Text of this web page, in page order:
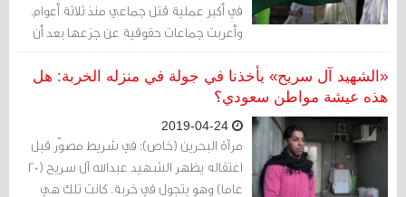
في أكبر عملية قتل جماعي منذ ثلاثة أعوام.
وأعربت جماعات حقوقية عن جزعها بعد أن
نفذت المملكة العربية السعودية عمليات
إعدام جماعية لـ 37 سجينا على خلفية تهم
قالت إنها متعلقة بالإرهاب.
«الشهيد آل سريح» يأخذنا في جولة في منزله الخربة: هل
هذه عيشة مواطن سعودي؟
مرآة البحرين (خاص): في شريط مصوّر قبل
اعتقاله يظهر الشهيد عبدالله آل سريح (20
عاما) وهو يتجول في خربة. كانت تلك هي